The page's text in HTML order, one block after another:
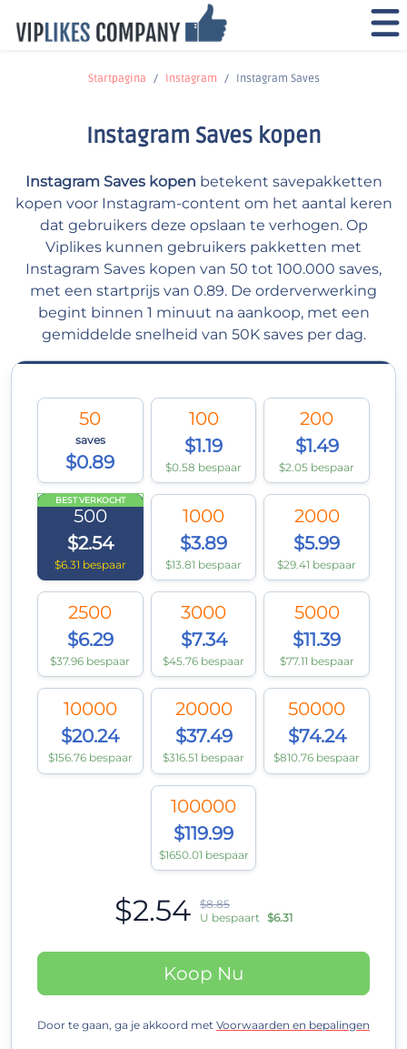
Startpagina Instagram Instagram Saves
Instagram Saves kopen
Instagram Saves kopen betekent savepakketten
kopen voor Instagram-content om het aantal keren
dat gebruikers deze opslaan te verhogen. Op
Viplikes kunnen gebruikers pakketten met
Instagram Saves kopen van 50 tot 100.000 saves,
met een startprijs van 0.89. De orderverwerking
begint binnen 1 minuut na aankoop, met een
gemiddelde snelheid van 50K saves per dag.
50
saves
$0.89
100
$1.19
$0.58 bespaar
200
$1.49
$2.05 bespaar
BEST VERKOCHT
500
$2.54
$6.31 bespaar
1000
$3.89
$13.81 bespaar
2000
$5.99
$29.41 bespaar
2500
$6.29
$37.96 bespaar
3000
$7.34
$45.76 bespaar
5000
$11.39
$77.11 bespaar
10000
$20.24
$156.76 bespaar
20000
$37.49
$316.51 bespaar
50000
$74.24
$810.76 bespaar
100000
$119.99
$1650.01 bespaar
$2.54
$8.85
U bespaart $6.31
Koop Nu
Door te gaan, ga je akkoord met Voorwaarden en bepalingen